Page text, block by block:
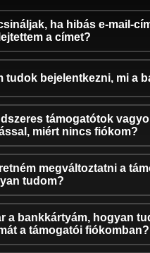
ha hibás e-mail-
a címet?
tudok bejelentkezni, mi a
támogatótok
miért nincs fiókom?
megváltoztatni a
tudom?
a bankkártyám, hogyan
a támogatói fiókomban?